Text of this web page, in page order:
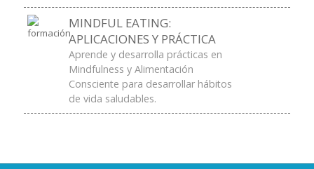
MINDFUL EATING:
APLICACIONES Y PRÁCTICA
Aprende y desarrolla prácticas en
Mindfulness y Alimentación
Consciente para desarrollar hábitos
de vida saludables.